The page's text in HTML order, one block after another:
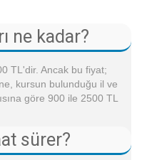
ne kadar?
TL'dir. Ancak bu fiyat;
kursun bulunduğu il ve
göre 900 ile 2500 TL
sürer?